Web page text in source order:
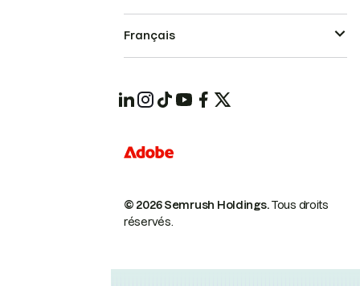
© 2026 Semrush Holdings.Tous droits
réservés.
Français